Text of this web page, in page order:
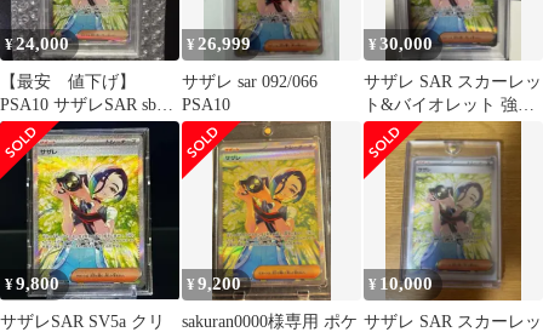
¥24,000
【最安 値下げ】
PSA10 サザレSAR sb5a
092/066 値下げ交渉可
¥26,999
サザレ sar 092/066
PSA10
¥30,000
サザレ SAR スカーレッ
ト&バイオレット 強化
拡張パック クリムゾン
ヘイズ …
¥9,800
サザレSAR SV5a クリ
¥9,200
sakuran0000様専用 ポケ
¥ 10,000
サザレ SAR スカーレッ